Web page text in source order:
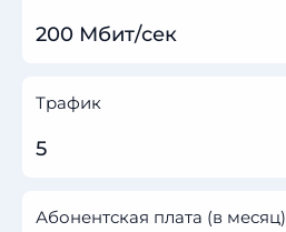
200 Мбит/сек
Трафик
5
Абонентская плата (в месяц)